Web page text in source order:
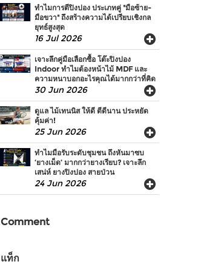
ทำไมการตีปิงปอง ประเภทคู่ "มือซ้าย-
มือขวา" ถึงสร้างความได้เปรียบเชิงกล
ยุทธ์สูงสุด
16 Jul 2026
เจาะลึกคู่มือเลือกซื้อ โต๊ะปิงปอง
Indoor ทำไมต้องหน้าไม้ MDF และ
ความหนาบอกอะไรคุณได้มากกว่าที่คิด
30 Jun 2026
ดูแล ไม้เทนนิส ให้ดี ตีดีนาน ประหยัด
คุ้มค่า!
25 Jun 2026
ทำไมมือรับระดับชุมชน ถึงหันมาซบ
‘ยางเม็ด’ มากกว่ายางเรียบ? เจาะลึก
เสน่ห์ ยางปิงปอง สายป่วน
24 Jun 2026
Comment
แท็ก